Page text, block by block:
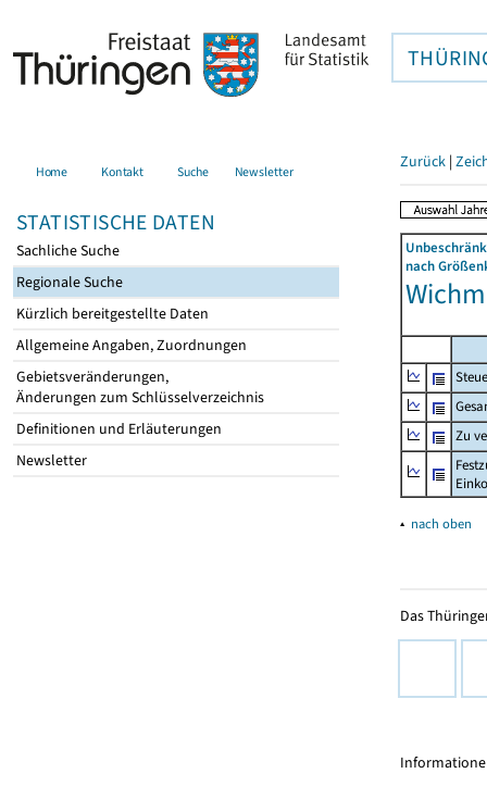
Home Kontakt Suche Newsletter
STATISTISCHE DATEN
Sachliche Suche
Regionale Suche
Kürzlich bereitgestellte Daten
Allgemeine Angaben, Zuordnungen
Gebietsveränderungen,
Änderungen zum Schlüsselverzeichnis
Definitionen und Erläuterungen
Newsletter
Zurück |
nach
Zu
▴ nach oben
Das